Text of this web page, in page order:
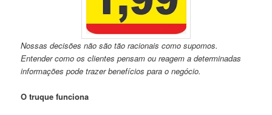
Nossas decisões não são tão racionais como supomos.
Entender como os clientes pensam ou reagem a determinadas
informações pode trazer benefícios para o negócio.
O truque funciona